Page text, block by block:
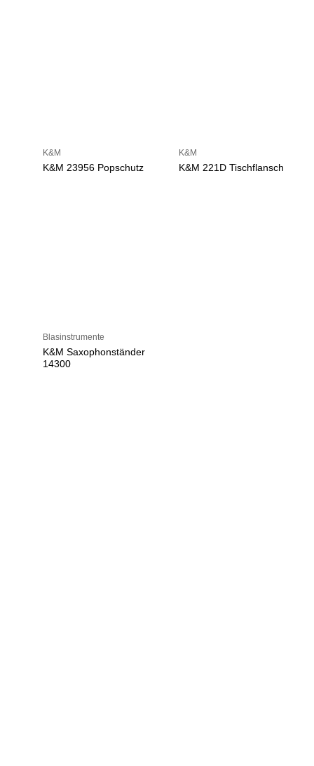
K&M
K&M 23956 Popschutz
K&M
K&M 221D Tischflansch
Blasinstrumente
K&M Saxophonständer
14300